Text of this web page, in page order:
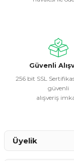
Ürün fiyatı
Bu ürüne
Güvenli
256 bit SSL
güvenli
alışveriş
Üyelik